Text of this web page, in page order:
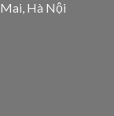
Hà Nội